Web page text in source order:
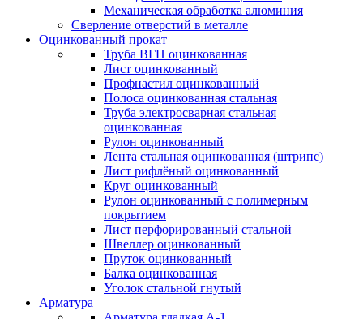
Механическая обработка алюминия
Сверление отверстий в металле
Оцинкованный прокат
Труба ВГП оцинкованная
Лист оцинкованный
Профнастил оцинкованный
Полоса оцинкованная стальная
Труба электросварная стальная
оцинкованная
Рулон оцинкованный
Лента стальная оцинкованная (штрипс)
Лист рифлёный оцинкованный
Круг оцинкованный
Рулон оцинкованный с полимерным
покрытием
Лист перфорированный стальной
Швеллер оцинкованный
Пруток оцинкованный
Балка оцинкованная
Уголок стальной гнутый
Арматура